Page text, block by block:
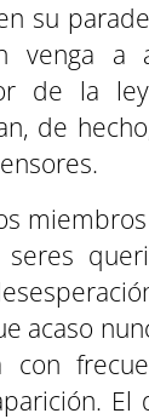
su
venga a
de la
de
acaso
con
El